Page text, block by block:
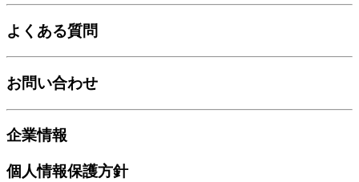
よくある質問
お問い合わせ
企業情報
個人情報保護方針